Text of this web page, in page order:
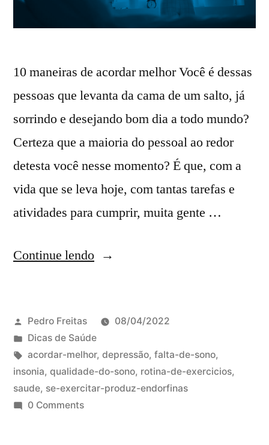
10 maneiras de acordar melhor Você é dessas
pessoas que levanta da cama de um salto, já
sorrindo e desejando bom dia a todo mundo?
Certeza que a maioria do pessoal ao redor
detesta você nesse momento? É que, com a
vida que se leva hoje, com tantas tarefas e
atividades para cumprir, muita gente …
Continue lendo
Pedro Freitas
08/04/2022
Dicas de Saúde
acordar-melhor, depressão, falta-de-sono,
insonia, qualidade-do-sono, rotina-de-exercicios,
saude, se-exercitar-produz-endorfinas
0 Comments